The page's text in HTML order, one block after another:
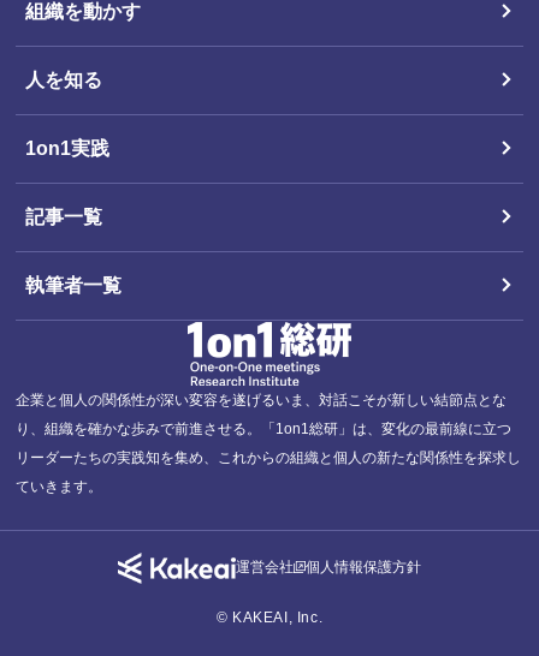
企業と個人の関係性が深い変容を遂げるいま、対話こそが新しい結節点とな
り、組織を確かな歩みで前進させる。「1on1総研」は、変化の最前線に立つ
リーダーたちの実践知を集め、これからの組織と個人の新たな関係性を探求し
ていきます。
組織を動かす
人を知る
1on1実践
記事一覧
執筆者一覧
運営会社 個人情報保護方針
© KAKEAI, Inc.